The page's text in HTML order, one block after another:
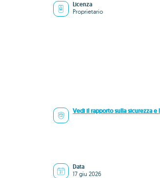
Licenza
Proprietario
Vedi il rapporto sulla sicurezza e
Data
17 giu 2026